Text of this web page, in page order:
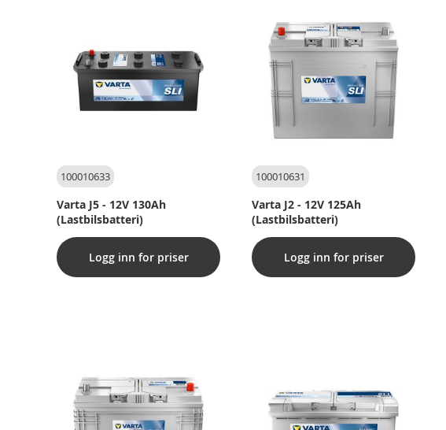
100010633
Varta J5 - 12V 130Ah
(Lastbilsbatteri)
Logg inn for priser
100010631
Varta J2 - 12V 125Ah
(Lastbilsbatteri)
Logg inn for priser